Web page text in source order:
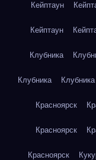
Кейптаун
Кейптаун
Клубника
Клубника Клубника
Красноярск
Красноярск
Красноярск